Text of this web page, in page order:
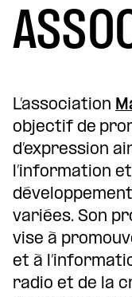
L’association
objectif de
d’expression
l’information
variées. Son
vise à
et à
radio et de la